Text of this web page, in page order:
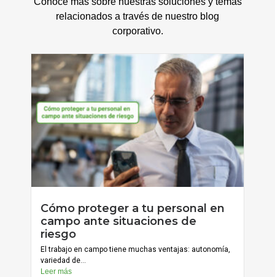
relacionados a través de nuestro blog
corporativo.
Cómo proteger a tu personal en
campo ante situaciones de
riesgo
El trabajo en campo tiene muchas ventajas: autonomía,
variedad de...
Leer más